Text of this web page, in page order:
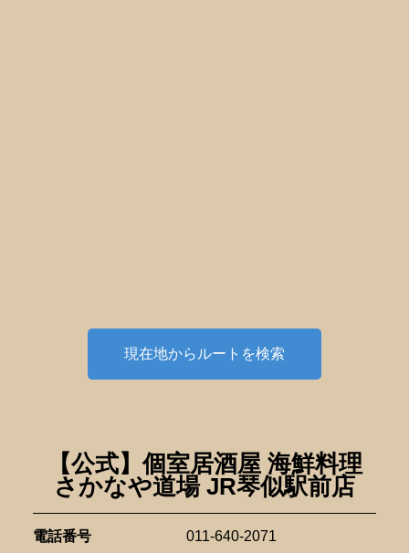
現在地からルートを検索
【公式】個室居酒屋 海鮮料理
さかなや道場 JR琴似駅前店
電話番号 011-640-2071